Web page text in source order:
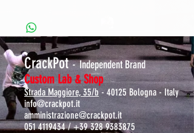
CrackPot- Independent Brand
Custom Lab & Shop
Strada Maggiore, 35/b - 40125 Bologna - Italy
info@crackpot.it
amministrazione@crackpot.it
051 4119434/+39 328 9383875